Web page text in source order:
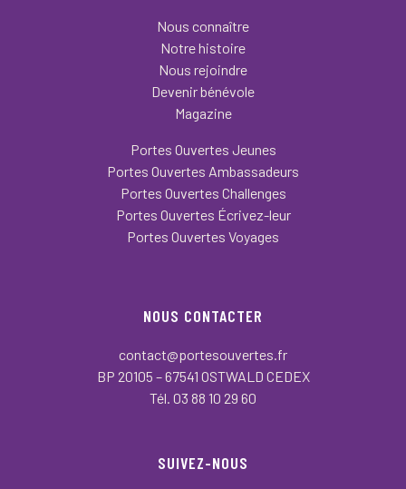
Nous connaître
Notre histoire
Nous rejoindre
Devenir bénévole
Magazine
Portes Ouvertes Jeunes
Portes Ouvertes Ambassadeurs
Portes Ouvertes Challenges
Portes Ouvertes Écrivez-leur
Portes Ouvertes Voyages
NOUS CONTACTER
contact@portesouvertes.fr
BP 20105 – 67541 OSTWALD CEDEX
Tél. 03 88 10 29 60
SUIVEZ-NOUS